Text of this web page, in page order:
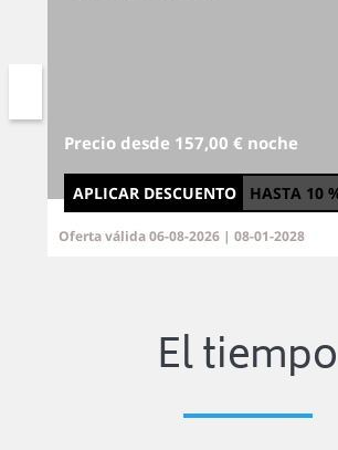
Precio desde 157,00 € noche
Oferta válida 06-08-2026 | 08-01-2028
APLICAR DESCUENTO HASTA 10
El tiempo